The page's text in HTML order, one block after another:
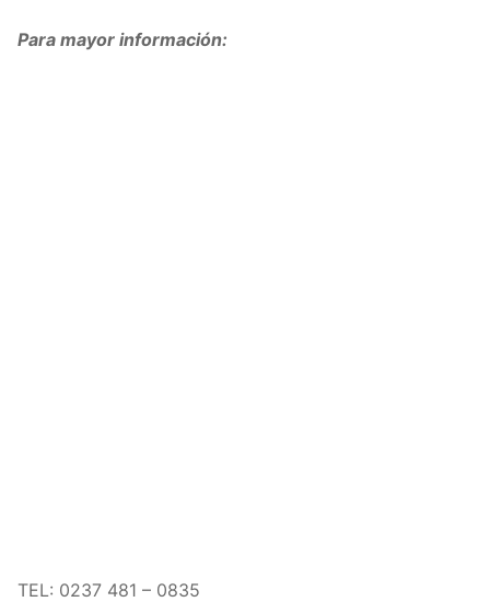
Para mayor información:
TEL: 0237 481 – 0835